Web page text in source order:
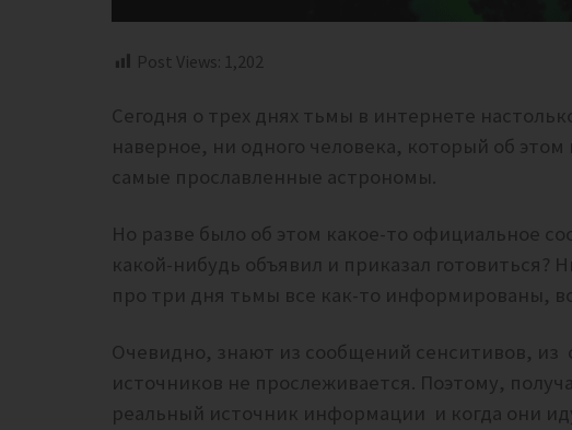
Post Views: 1,202
Сегодня о трех днях тьмы в интернете
наверное, ни одного человека, который об
самые прославленные астрономы.
Но разве было об этом какое-то официальное
какой-нибудь объявил и приказал готовиться?
про три дня тьмы все как-то информированы,
Очевидно, знают из сообщений сенситивов, из
источников не прослеживается. Поэтому,
реальный источник информации и когда они